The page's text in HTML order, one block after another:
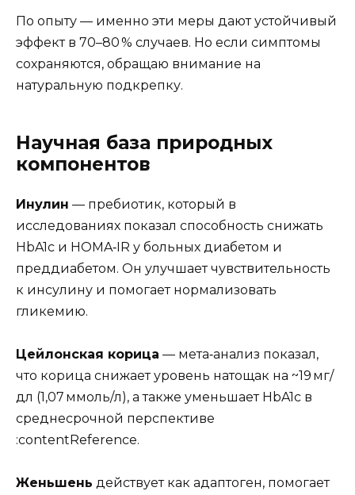
По опыту — именно эти меры дают устойчивый
эффект в 70–80 % случаев. Но если симптомы
сохраняются, обращаю внимание на
натуральную подкрепку.
Научная база природных
компонентов
Инулин — пребиотик, который в
исследованиях показал способность снижать
HbA1c и HOMA‑IR у больных диабетом и
преддиабетом. Он улучшает чувствительность
к инсулину и помогает нормализовать
гликемию.
Цейлонская корица — мета‑анализ показал,
что корица снижает уровень натощак на ~19 мг/
дл (1,07 ммоль/л), а также уменьшает HbA1c в
среднесрочной перспективе
:contentReference.
Женьшень действует как адаптоген, помогает